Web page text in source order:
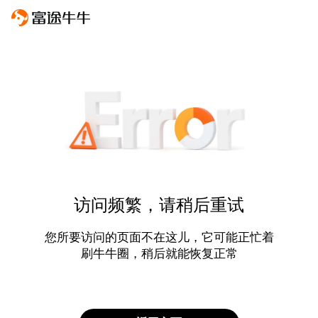
访问频繁，请稍后重试
您所要访问的页面不在这儿，它可能正忙着
刷牛牛圈，稍后就能恢复正常